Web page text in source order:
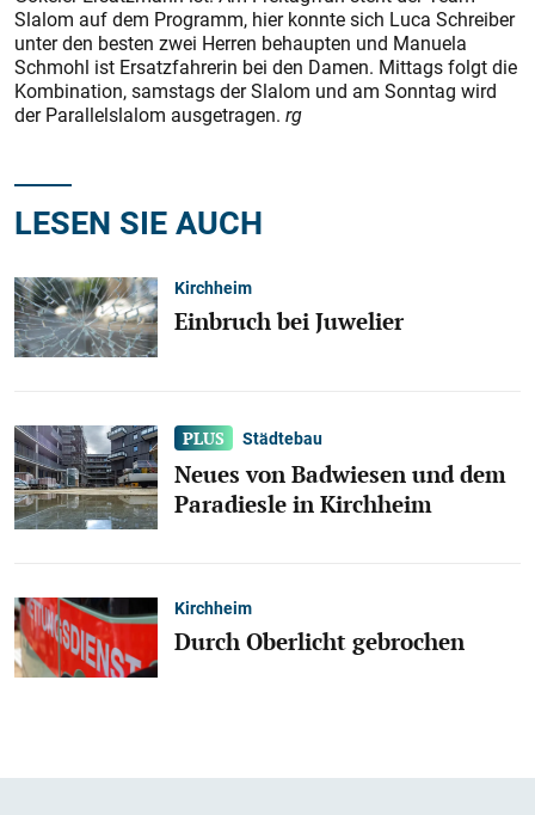
Slalom auf dem Programm, hier konnte sich Luca Schreiber
unter den besten zwei Herren behaupten und Manuela
Schmohl ist Ersatzfahrerin bei den Damen. Mittags folgt die
Kombination, samstags der Slalom und am Sonntag wird
der Parallelslalom ausgetragen. rg
LESEN SIE AUCH
Kirchheim
Einbruch bei Juwelier
Städtebau
Neues von Badwiesen und dem
Paradiesle in Kirchheim
Kirchheim
Durch Oberlicht gebrochen